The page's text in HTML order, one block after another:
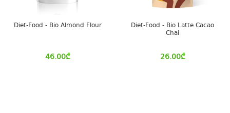
Diet-Food - Bio Almond Flour
46.00₾
Diet-Food - Bio Latte Cacao
Chai
26.00₾